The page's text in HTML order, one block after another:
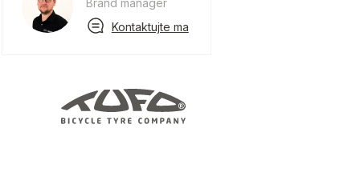
Brand manager
Kontaktujte ma